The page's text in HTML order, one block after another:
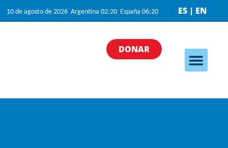
10 de agosto de 2026 Argentina 02:20 España 06:20 ES | EN
DONAR